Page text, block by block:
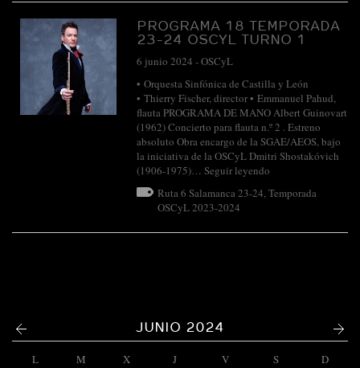
PROGRAMA 18 TEMPORADA
23-24 OSCYL TURNO 1
6 junio 2024 -OSCyL
• Orquesta Sinfónica de Castilla y León
• Thierry Fischer, director • Emmanuel Pahud,
flauta PROGRAMA DE MANO Albert Guinovart
(1962) Concierto para flauta n.º 2 . Estreno
absoluto Obra encargo de la SGAE/AEOS, bajo
la iniciativa de la OSCyL Dmitri Shostakóvich
(1906-1975)… Seguir leyendo
Ruta 6 Salamanca 23-24,Temporada
OSCyL 2023-2024
JUNIO 2024
L M X J V S
D